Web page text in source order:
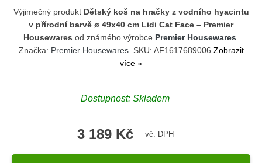
Výjimečný produkt Dětský koš na hračky z vodního hyacintu
v přírodní barvě ø 49x40 cm Lidi Cat Face – Premier
Housewares od známého výrobce Premier Housewares
Značka: Premier Housewares. SKU: AF1617689006 Zobrazit
více »
Dostupnost: Skladem
3 189 Kč vč. DPH